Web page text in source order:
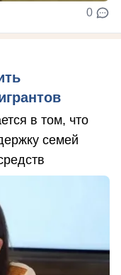
0
в том, что
семей